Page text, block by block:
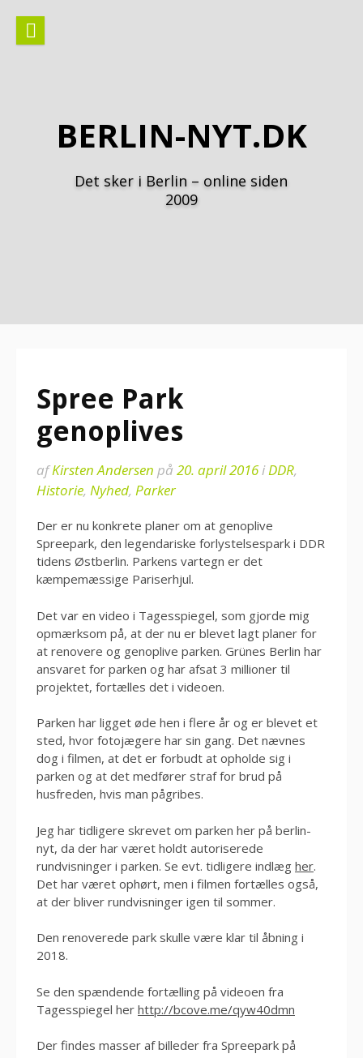
indhold
BERLIN-NYT.DK
Det sker i Berlin – online siden
2009
Spree Park
genoplives
afKirsten Andersen på 20. april 2016iDDR,
Historie, Nyhed, Parker
Der er nu konkrete planer om at genoplive
Spreepark, den legendariske forlystelsespark i DDR
tidens Østberlin. Parkens vartegn er det
kæmpemæssige Pariserhjul.
Det var en video i Tagesspiegel, som gjorde mig
opmærksom på, at der nu er blevet lagt planer for
at renovere og genoplive parken. Grünes Berlin har
ansvaret for parken og har afsat 3 millioner til
projektet, fortælles det i videoen.
Parken har ligget øde hen i flere år og er blevet et
sted, hvor fotojægere har sin gang. Det nævnes
dog i filmen, at det er forbudt at opholde sig i
parken og at det medfører straf for brud på
husfreden, hvis man pågribes.
Jeg har tidligere skrevet om parken her på berlin-
nyt, da der har været holdt autoriserede
rundvisninger i parken. Se evt. tidligere indlæg her.
Det har været ophørt, men i filmen fortælles også,
at der bliver rundvisninger igen til sommer.
Den renoverede park skulle være klar til åbning i
2018.
Se den spændende fortælling på videoen fra
Tagesspiegel her http://bcove.me/qyw40dmn
Der findes masser af billeder fra Spreepark på